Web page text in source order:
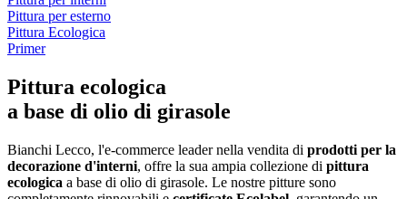
Pittura per esterno
Pittura Ecologica
Primer
Pittura ecologica
a base di olio di girasole
Bianchi Lecco, l'e-commerce leader nella vendita di prodotti per la
decorazione d'interni, offre la sua ampia collezione di pittura
ecologica a base di olio di girasole. Le nostre pitture sono